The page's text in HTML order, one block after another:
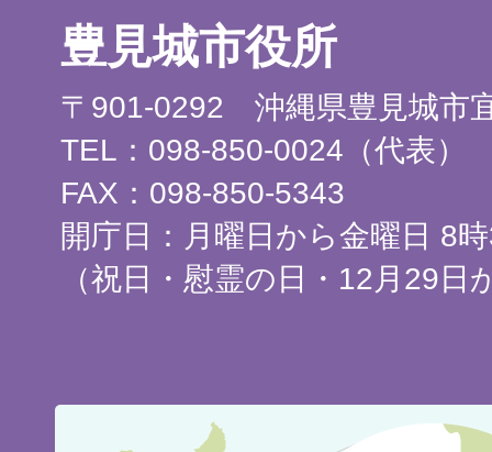
豊見城市役所
〒901-0292 沖縄県豊見城市
TEL：098-850-0024（代表）
FAX：098-850-5343
開庁日：月曜日から金曜日 8
（祝日・慰霊の日・12月29日